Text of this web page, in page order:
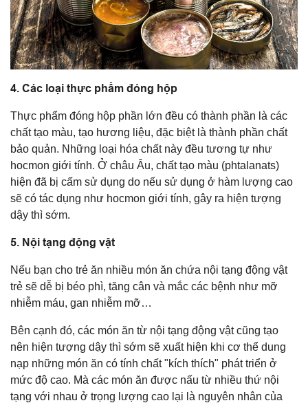
4. Các loại thực phẩm đóng hộp
Thực phẩm đóng hộp phần lớn đều có thành phần là các
chất tạo màu, tạo hương liệu, đặc biệt là thành phần chất
bảo quản. Những loại hóa chất này đều tương tự như
hocmon giới tính. Ở châu Âu, chất tạo màu (phtalanats)
hiện đã bị cấm sử dụng do nếu sử dụng ở hàm lượng cao
sẽ có tác dụng như hocmon giới tính, gây ra hiện tượng
dậy thì sớm.
5. Nội tạng động vật
Nếu bạn cho trẻ ăn nhiều món ăn chứa nội tạng động vật
trẻ sẽ dễ bị béo phì, tăng cân và mắc các bệnh như mỡ
nhiễm máu, gan nhiễm mỡ…
Bên cạnh đó, các món ăn từ nội tạng động vật cũng tạo
nên hiện tượng dậy thì sớm sẽ xuất hiện khi cơ thể dung
nạp những món ăn có tính chất "kích thích" phát triển ở
mức độ cao. Mà các món ăn được nấu từ nhiều thứ nội
tạng với nhau ở trọng lượng cao lại là nguyên nhân của